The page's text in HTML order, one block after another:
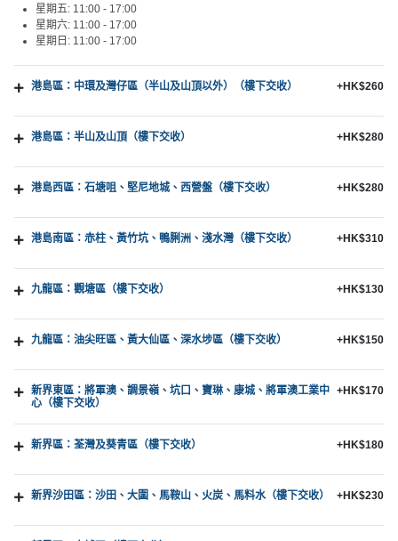
星期五: 11:00 - 17:00
星期六: 11:00 - 17:00
星期日: 11:00 - 17:00
港島區：中環及灣仔區（半山及山頂以外）（樓下交收） +HK$260
港島區：半山及山頂（樓下交收） +HK$280
港島西區：石塘咀、堅尼地城、西營盤（樓下交收） +HK$280
港島南區：赤柱、黃竹坑、鴨脷洲、淺水灣（樓下交收） +HK$310
九龍區：觀塘區（樓下交收） +HK$130
九龍區：油尖旺區、黃大仙區、深水埗區（樓下交收） +HK$150
新界東區：將軍澳、調景嶺、坑口、寶琳、康城、將軍澳工業中
心（樓下交收）
+HK$170
新界區：荃灣及葵青區（樓下交收） +HK$180
新界沙田區：沙田、大圍、馬鞍山、火炭、馬料水（樓下交收） +HK$230